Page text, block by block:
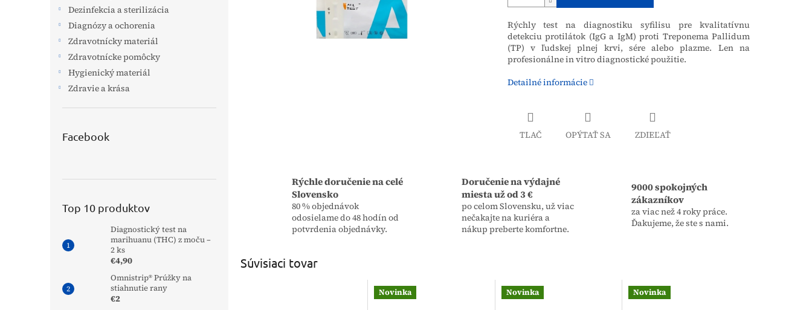
Dezinfekcia a sterilizácia
Diagnózy a ochorenia
Zdravotnícky materiál
Zdravotnícke pomôcky
Hygienický materiál
Zdravie a krása
Facebook
Top 10 produktov
Diagnostický test na
marihuanu (THC) z moču –
2 ks
€4,90
Omnistrip® Prúžky na
stiahnutie rany
€2
Rýchly test na diagnostiku syfilisu pre kvalitatívnu
detekciu protilátok (IgG a IgM) proti Treponema Pallidum
(TP) v ľudskej plnej krvi, sére alebo plazme. Len na
profesionálne in vitro diagnostické použitie.
Detailné informácie
TLAČ OPÝTAŤ SA ZDIEĽAŤ
Rýchle doručenie na celé
Slovensko
80 % objednávok
odosielame do 48 hodín od
potvrdenia objednávky.
Doručenie na výdajné
miesta už od 3 €
po celom Slovensku, už viac
nečakajte na kuriéra a
nákup preberte komfortne.
9000 spokojných
zákazníkov
za viac než 4 roky práce.
Ďakujeme, že ste s nami.
Súvisiaci tovar
Novinka Novinka Novinka